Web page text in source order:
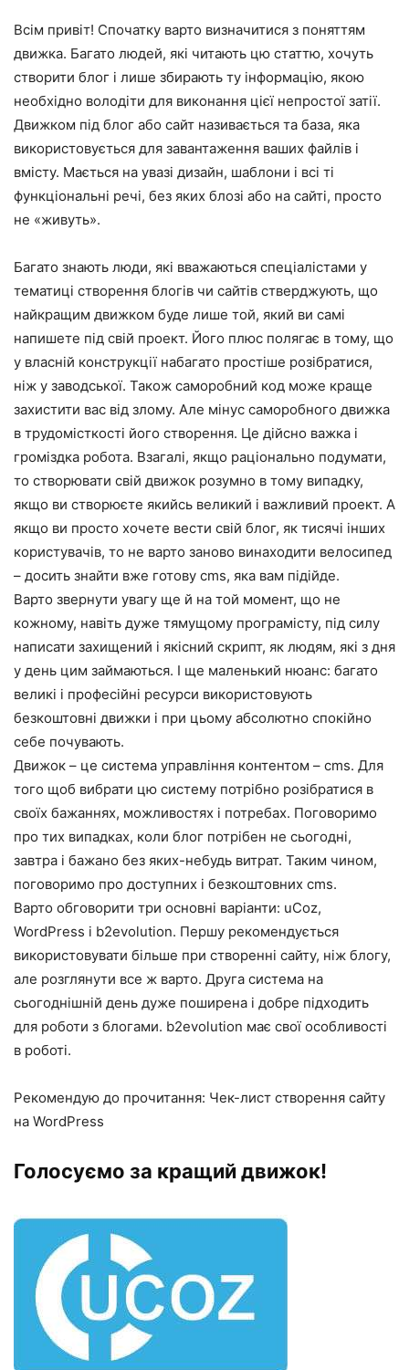
Всім привіт! Спочатку варто визначитися з поняттям
движка. Багато людей, які читають цю статтю, хочуть
створити блог і лише збирають ту інформацію, якою
необхідно володіти для виконання цієї непростої затії.
Движком під блог або сайт називається та база, яка
використовується для завантаження ваших файлів і
вмісту. Мається на увазі дизайн, шаблони і всі ті
функціональні речі, без яких блозі або на сайті, просто
не «живуть».
Багато знають люди, які вважаються спеціалістами у
тематиці створення блогів чи сайтів стверджують, що
найкращим движком буде лише той, який ви самі
напишете під свій проект. Його плюс полягає в тому, що
у власній конструкції набагато простіше розібратися,
ніж у заводської. Також саморобний код може краще
захистити вас від злому. Але мінус саморобного движка
в трудомісткості його створення. Це дійсно важка і
громіздка робота. Взагалі, якщо раціонально подумати,
то створювати свій движок розумно в тому випадку,
якщо ви створюєте якийсь великий і важливий проект. А
якщо ви просто хочете вести свій блог, як тисячі інших
користувачів, то не варто заново винаходити велосипед
– досить знайти вже готову cms, яка вам підійде.
Варто звернути увагу ще й на той момент, що не
кожному, навіть дуже тямущому програмісту, під силу
написати захищений і якісний скрипт, як людям, які з дня
у день цим займаються. І ще маленький нюанс: багато
великі і професійні ресурси використовують
безкоштовні движки і при цьому абсолютно спокійно
себе почувають.
Движок – це система управління контентом – cms. Для
того щоб вибрати цю систему потрібно розібратися в
своїх бажаннях, можливостях і потребах. Поговоримо
про тих випадках, коли блог потрібен не сьогодні,
завтра і бажано без яких-небудь витрат. Таким чином,
поговоримо про доступних і безкоштовних cms.
Варто обговорити три основні варіанти: uСoz,
WordPress і b2evolution. Першу рекомендується
використовувати більше при створенні сайту, ніж блогу,
але розглянути все ж варто. Друга система на
сьогоднішній день дуже поширена і добре підходить
для роботи з блогами. b2evolution має свої особливості
в роботі.
Рекомендую до прочитання: Чек-лист створення сайту
на WordPress
Голосуємо за кращий движок!